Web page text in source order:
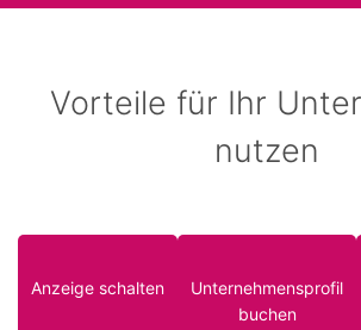
Vorteile für Ihr
nutzen
Anzeige schalten
Unternehmensprofil
buchen